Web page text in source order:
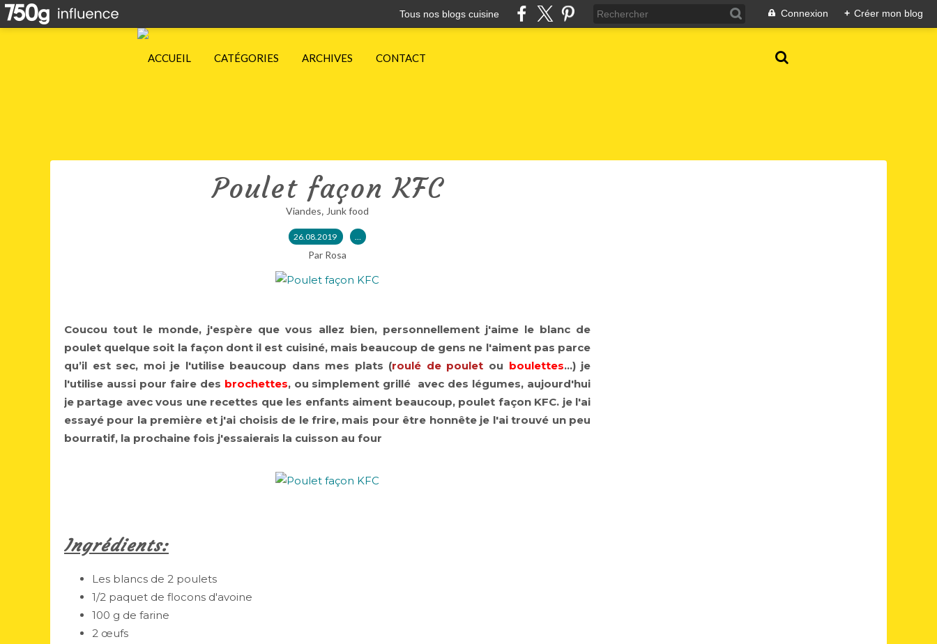
Tous nos blogs cuisine Connexion + Créer mon blog
ACCUEIL CATÉGORIES ARCHIVES CONTACT
Poulet façon KFC
Viandes, Junk food
26.08.2019 …
Par Rosa
Coucou tout le monde, j'espère que vous allez bien, personnellement j'aime le blanc de
poulet quelque soit la façon dont il est cuisiné, mais beaucoup de gens ne l'aiment pas parce
qu’il est sec, moi je l'utilise beaucoup dans mes plats (roulé de poulet ou boulettes...) je
l'utilise aussi pour faire des brochettes, ou simplement grillé avec des légumes, aujourd'hui
je partage avec vous une recettes que les enfants aiment beaucoup, poulet façon KFC. je l'ai
essayé pour la première et j'ai choisis de le frire, mais pour être honnête je l'ai trouvé un peu
bourratif, la prochaine fois j'essaierais la cuisson au four
Ingrédients:
Les blancs de 2 poulets
1/2 paquet de flocons d'avoine
100 g de farine
2 œufs